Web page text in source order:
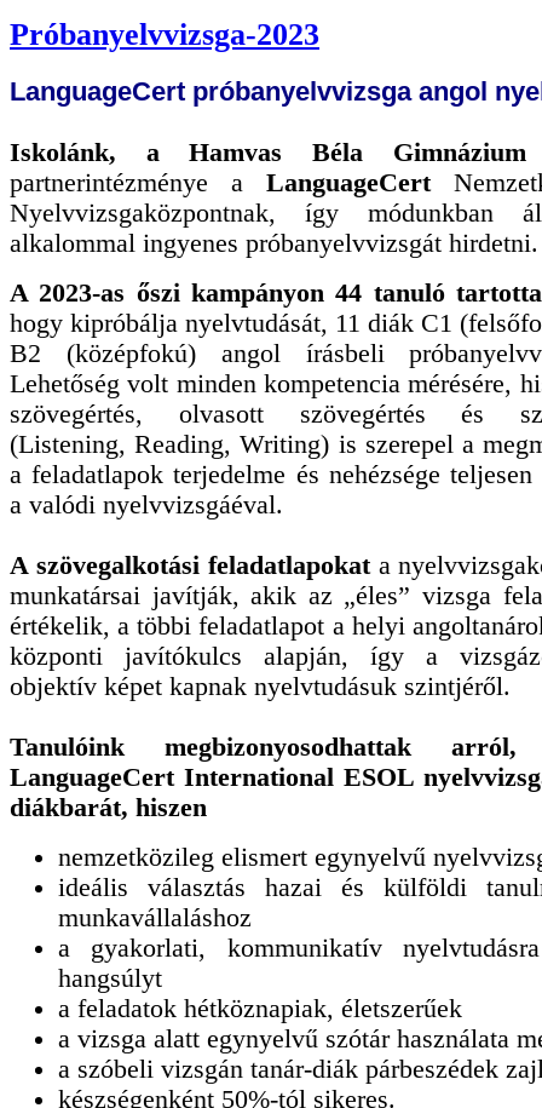
Próbanyelvvizsga-2023
LanguageCert próbanyelvvizsga angol
Iskolánk, a Hamvas Béla Gimnázium
partnerintézménye aLanguageCert
Nyelvvizsgaközpontnak, így
alkalommal ingyenes próbanyelvvizsgát hirdetni.
A 2023-as őszi kampányon 44 tanuló
hogy kipróbálja nyelvtudását, 11 diák C1
B2 (középfokú) angol írásbeli
Lehetőség volt minden kompetencia mérésére,
szövegértés, olvasott szövegértés és
(Listening, Reading, Writing) is szerepel a
a feladatlapok terjedelme és nehézsége
a valódi nyelvvizsgáéval.
A szövegalkotási feladatlapokata
munkatársai javítják, akik az „éles” vizsga
értékelik, a többi feladatlapot a helyi
központi javítókulcs alapján, így a
objektív képet kapnak nyelvtudásuk szintjéről.
Tanulóink megbizonyosodhattak
LanguageCert International ESOL
diákbarát, hiszen
nemzetközileg elismert egynyelvű
ideális választás hazai és külföldi
munkavállaláshoz
a gyakorlati, kommunikatív
hangsúlyt
a feladatok hétköznapiak, életszerűek
a vizsga alatt egynyelvű szótár használata
a szóbeli vizsgán tanár-diák párbeszédek
készségenként 50%-tól sikeres.